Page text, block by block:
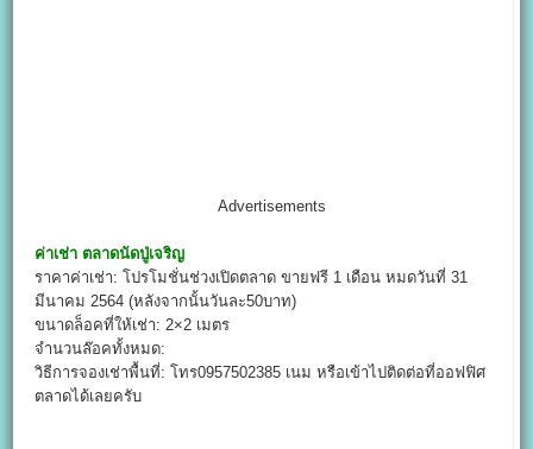
Advertisements
ค่าเช่า ตลาดนัดปู่เจริญ
ราคาค่าเช่า: โปรโมชั่นช่วงเปิดตลาด ขายฟรี 1 เดือน หมดวันที่ 31
มีนาคม 2564 (หลังจากนั้นวันละ50บาท)
ขนาดล็อคที่ให้เช่า: 2×2 เมตร
จำนวนล๊อคทั้งหมด:
วิธีการจองเช่าพื้นที่: โทร0957502385 เนม หรือเข้าไปติดต่อที่ออฟฟิศ
ตลาดได้เลยครับ